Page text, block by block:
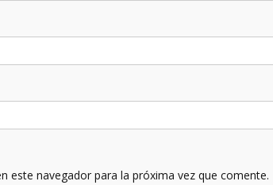
este navegador para la próxima vez que comente.